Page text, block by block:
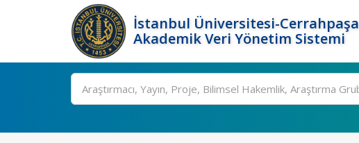
İstanbul Üniversitesi-Cerrahpaşa
Akademik Veri Yönetim Sistemi
Ara